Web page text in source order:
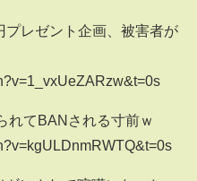
プレゼント企画、被害者が
れてBANされる寸前ｗ